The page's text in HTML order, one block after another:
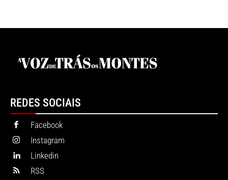
REDES SOCIAIS
Facebook
Instagram
Linkedin
RSS